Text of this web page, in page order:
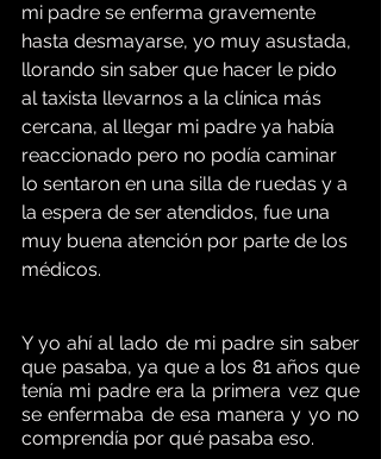
mi padre se enferma gravemente
hasta desmayarse, yo muy asustada,
llorando sin saber que hacer le pido
al taxista llevarnos a la clínica más
cercana, al llegar mi padre ya había
reaccionado pero no podía caminar
lo sentaron en una silla de ruedas y a
la espera de ser atendidos, fue una
muy buena atención por parte de los
médicos.
Y yo ahí al lado de mi padre sin saber
que pasaba, ya que a los 81 años que
tenía mi padre era la primera vez que
se enfermaba de esa manera y yo no
comprendía por qué pasaba eso.